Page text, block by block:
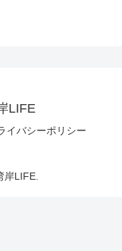
LIFE
イバシーポリシー
LIFE.